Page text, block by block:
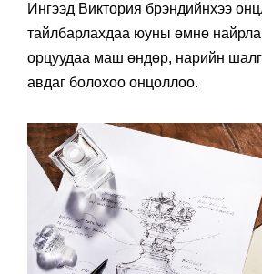
Ингээд Виктория брэндийнхээ
тайлбарлахдаа юуны өмнө
орцуудаа маш өндөр, нарийн
авдаг болохоо онцоллоо.